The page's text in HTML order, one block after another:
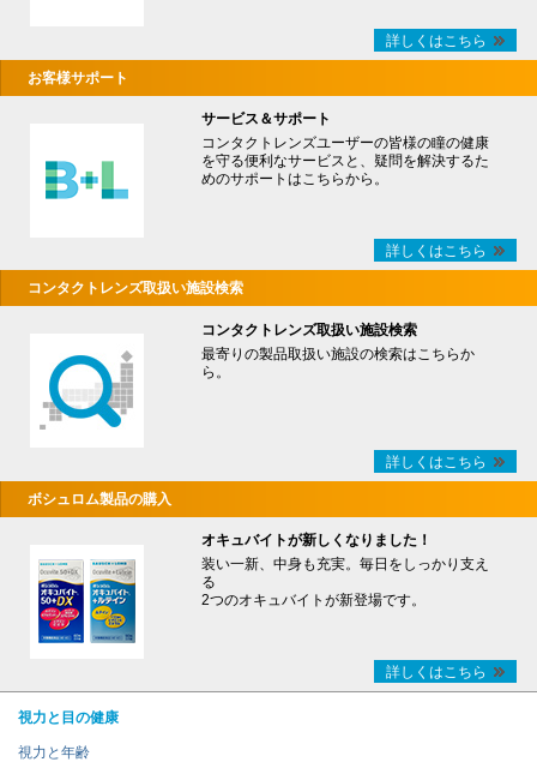
詳しくはこちら
お客様サポート
サービス＆サポート
コンタクトレンズユーザーの皆様の瞳の健康
を守る便利なサービスと、疑問を解決するた
めのサポートはこちらから。
詳しくはこちら
コンタクトレンズ取扱い施設検索
コンタクトレンズ取扱い施設検索
最寄りの製品取扱い施設の検索はこちらか
ら。
詳しくはこちら
ボシュロム製品の購入
オキュバイトが新しくなりました！
装い一新、中身も充実。毎日をしっかり支え
る
2つのオキュバイトが新登場です。
詳しくはこちら
視力と目の健康
視力と年齢